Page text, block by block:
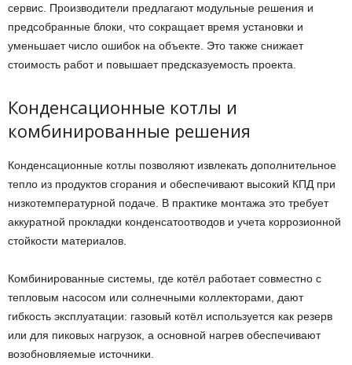
сервис. Производители предлагают модульные решения и
предсобранные блоки, что сокращает время установки и
уменьшает число ошибок на объекте. Это также снижает
стоимость работ и повышает предсказуемость проекта.
Конденсационные котлы и
комбинированные решения
Конденсационные котлы позволяют извлекать дополнительное
тепло из продуктов сгорания и обеспечивают высокий КПД при
низкотемпературной подаче. В практике монтажа это требует
аккуратной прокладки конденсатоотводов и учета коррозионной
стойкости материалов.
Комбинированные системы, где котёл работает совместно с
тепловым насосом или солнечными коллекторами, дают
гибкость эксплуатации: газовый котёл используется как резерв
или для пиковых нагрузок, а основной нагрев обеспечивают
возобновляемые источники.